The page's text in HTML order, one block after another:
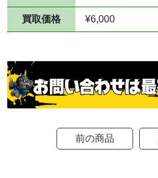
買取価格 ¥6,000
前の商品